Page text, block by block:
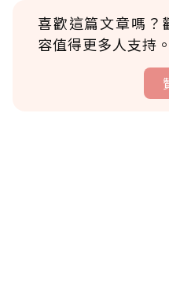
喜歡這篇文章嗎？
容值得更多人支持。